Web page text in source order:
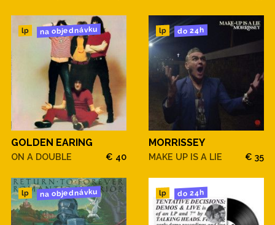
lp na objednávku
GOLDEN EARING
ON A DOUBLE € 40
lp do 24h
MORRISSEY
MAKE UP IS A LIE € 35
lp na objednávku lp do 24h